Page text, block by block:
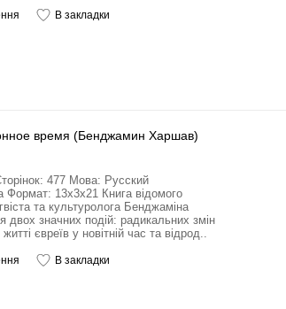
В закладки
время (Бенджамин Харшав)
477 Мова: Русский
Формат: 13x3x21 Книга відомого
та культуролога Бенджаміна
двох значних подій: радикальних змін
євреїв у новітній час та відрод..
В закладки